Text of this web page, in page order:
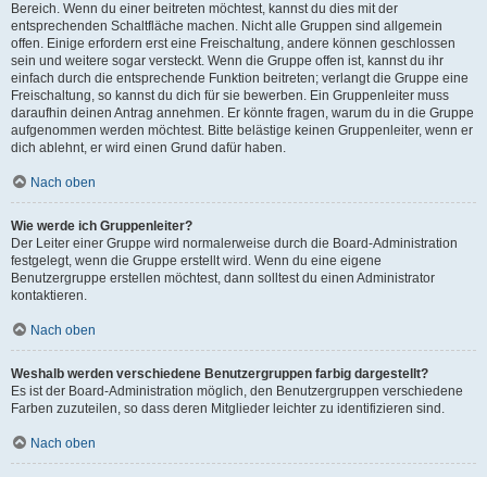
Bereich. Wenn du einer beitreten möchtest, kannst du dies mit der
entsprechenden Schaltfläche machen. Nicht alle Gruppen sind allgemein
offen. Einige erfordern erst eine Freischaltung, andere können geschlossen
sein und weitere sogar versteckt. Wenn die Gruppe offen ist, kannst du ihr
einfach durch die entsprechende Funktion beitreten; verlangt die Gruppe eine
Freischaltung, so kannst du dich für sie bewerben. Ein Gruppenleiter muss
daraufhin deinen Antrag annehmen. Er könnte fragen, warum du in die Gruppe
aufgenommen werden möchtest. Bitte belästige keinen Gruppenleiter, wenn er
dich ablehnt, er wird einen Grund dafür haben.
Nach oben
Wie werde ich Gruppenleiter?
Der Leiter einer Gruppe wird normalerweise durch die Board-Administration
festgelegt, wenn die Gruppe erstellt wird. Wenn du eine eigene
Benutzergruppe erstellen möchtest, dann solltest du einen Administrator
kontaktieren.
Nach oben
Weshalb werden verschiedene Benutzergruppen farbig dargestellt?
Es ist der Board-Administration möglich, den Benutzergruppen verschiedene
Farben zuzuteilen, so dass deren Mitglieder leichter zu identifizieren sind.
Nach oben